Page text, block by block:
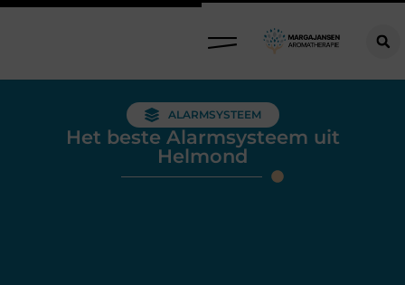
ALARMSYSTEEM
Het beste Alarmsysteem uit
Helmond